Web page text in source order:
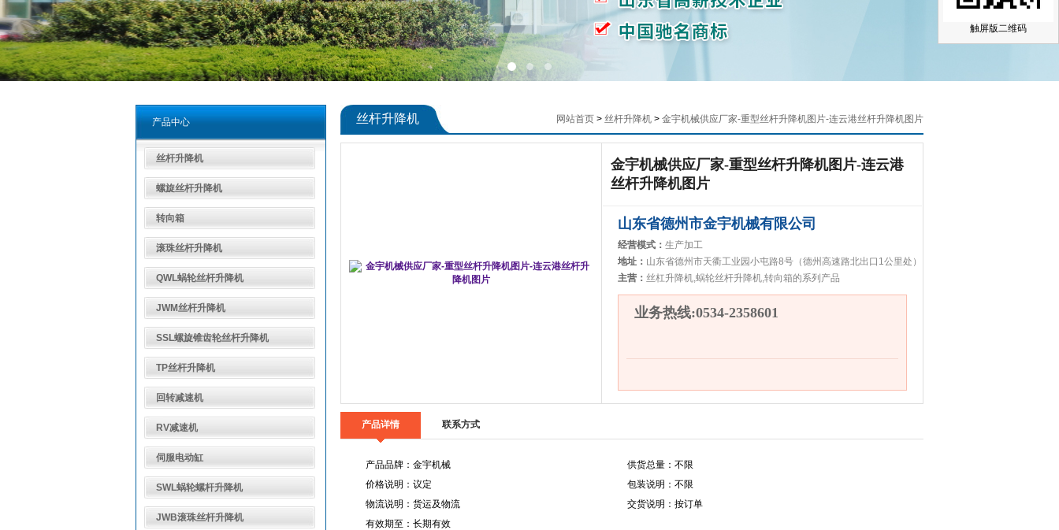
触屏版二维码
产品中心
丝杆升降机
螺旋丝杆升降机
转向箱
滚珠丝杆升降机
QWL蜗轮丝杆升降机
JWM丝杆升降机
SSL螺旋锥齿轮丝杆升降机
TP丝杆升降机
回转减速机
RV减速机
伺服电动缸
SWL蜗轮螺杆升降机
JWB滚珠丝杆升降机
网站首页 > 丝杆升降机 > 金宇机械供应厂家-重型丝杆升降机图片-连云港丝杆升降机图片
丝杆升降机
金宇机械供应厂家-重型丝杆升降机图片-连云港
丝杆升降机图片
山东省德州市金宇机械有限公司
经营模式： 生产加工
地址： 山东省德州市天衢工业园小屯路8号（德州高速路北出口1公里处）
主营： 丝杠升降机,蜗轮丝杆升降机,转向箱的系列产品
业务热线:0534-2358601
产品详情 联系方式
产品品牌：金宇机械
供货总量：不限
价格说明：议定
包装说明：不限
物流说明：货运及物流
交货说明：按订单
有效期至：长期有效